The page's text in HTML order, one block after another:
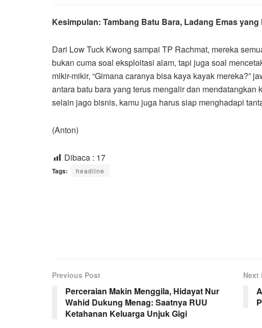
Kesimpulan: Tambang Batu Bara, Ladang Emas
Dari Low Tuck Kwong sampai TP Rachmat, mereka
bukan cuma soal eksploitasi alam, tapi juga soal
mikir-mikir, “Gimana caranya bisa kaya kayak mereka?”
antara batu bara yang terus mengalir dan mendatangkan
selain jago bisnis, kamu juga harus siap menghadapi
(Anton)
Dibaca : 17
Tags: headline
Previous Post
Perceraian Makin Menggila, Hidayat Nur
Wahid Dukung Menag: Saatnya RUU
Ketahanan Keluarga Unjuk Gigi
Next